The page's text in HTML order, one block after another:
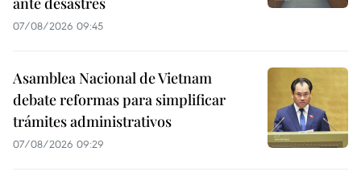
07/08/2026 09:45
Asamblea Nacional de Vietnam
debate reformas para simplificar
trámites administrativos
07/08/2026 09:29